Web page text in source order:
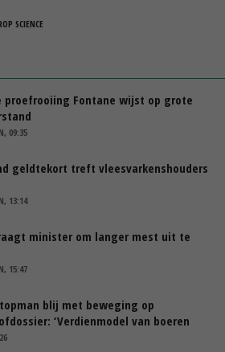
SCIENCE
proefrooiing Fontane wijst op grote
09:35
geldtekort treft vleesvarkenshouders
13:14
minister om langer mest uit te
15:47
blij met beweging op
‘Verdienmodel van boeren